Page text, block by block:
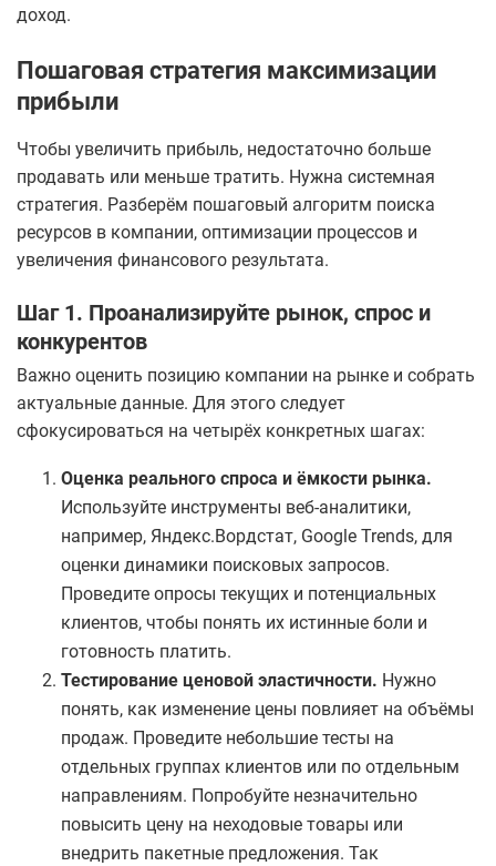
доход.
Пошаговая стратегия максимизации
прибыли
Чтобы увеличить прибыль, недостаточно больше
продавать или меньше тратить. Нужна системная
стратегия. Разберём пошаговый алгоритм поиска
ресурсов в компании, оптимизации процессов и
увеличения финансового результата.
Шаг 1. Проанализируйте рынок, спрос и
конкурентов
Важно оценить позицию компании на рынке и собрать
актуальные данные. Для этого следует
сфокусироваться на четырёх конкретных шагах:
​Оценка реального спроса и ёмкости рынка.
Используйте инструменты веб-аналитики,
например, Яндекс.Вордстат, Google Trends, для
оценки динамики поисковых запросов.
Проведите опросы текущих и потенциальных
клиентов, чтобы понять их истинные боли и
готовность платить.
​Тестирование ценовой эластичности. Нужно
понять, как изменение цены повлияет на объёмы
продаж. Проведите небольшие тесты на
отдельных группах клиентов или по отдельным
направлениям. Попробуйте незначительно
повысить цену на неходовые товары или
внедрить пакетные предложения. Так